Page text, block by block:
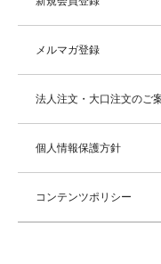
メルマガ登録
法人注文・大口注文のご
個人情報保護方針
コンテンツポリシー